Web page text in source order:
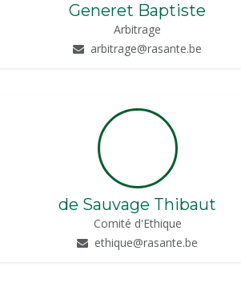
Generet Baptiste
Arbitrage
arbitrage@rasante.be
de Sauvage Thibaut
Comité d'Ethique
ethique@rasante.be